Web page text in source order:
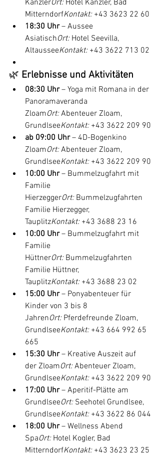
KanzlerOrt: Hotel Kanzler, Bad
MitterndorfKontakt: +43 3623 22 60
18:30 Uhr – Aussee
AsiatischOrt: Hotel Seevilla,
AltausseeKontakt: +43 3622 713 02
🌿 Erlebnisse und Aktivitäten
08:30 Uhr – Yoga mit Romana in der
Panoramaveranda
ZloamOrt: Abenteuer Zloam,
GrundlseeKontakt: +43 3622 209 90
ab 09:00 Uhr – 4D-Bogenkino
ZloamOrt: Abenteuer Zloam,
GrundlseeKontakt: +43 3622 209 90
10:00 Uhr – Bummelzugfahrt mit
Familie
HierzeggerOrt: Bummelzugfahrten
Familie Hierzegger,
TauplitzKontakt: +43 3688 23 16
10:00 Uhr – Bummelzugfahrt mit
Familie
HüttnerOrt: Bummelzugfahrten
Familie Hüttner,
TauplitzKontakt: +43 3688 23 02
15:00 Uhr – Ponyabenteuer für
Kinder von 3 bis 8
JahrenOrt: Pferdefreunde Zloam,
GrundlseeKontakt: +43 664 992 65
665
15:30 Uhr – Kreative Auszeit auf
der ZloamOrt: Abenteuer Zloam,
GrundlseeKontakt: +43 3622 209 90
17:00 Uhr – Aperitif-Plätte am
GrundlseeOrt: Seehotel Grundlsee,
GrundlseeKontakt: +43 3622 86 044
18:00 Uhr – Wellness Abend
SpaOrt: Hotel Kogler, Bad
MitterndorfKontakt: +43 3623 23 25